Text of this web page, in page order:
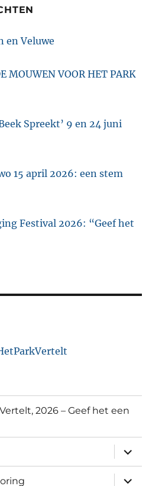
en Veluwe
MOUWEN VOOR HET PARK
Spreekt’ 9 en 24 juni
15 april 2026: een stem
Festival 2026: “Geef het
2026 – Geef het een